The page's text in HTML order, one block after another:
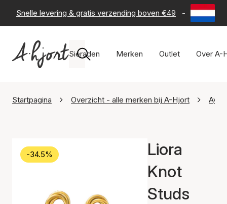
Snelle levering & gratis verzending boven €49 - 60 dagen
Sieraden Merken Outlet Over A-
Startpagina Overzicht - alle merken bij A-Hjort Ayo
-34.5%
Liora
Knot
Studs